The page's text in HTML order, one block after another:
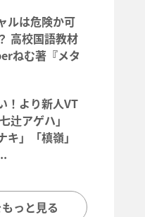
ルは危険か可
高校国語教材
ねむ著『メタ
！より新人VT
辻アゲハ」
キ」「槙嶺」
っと見る